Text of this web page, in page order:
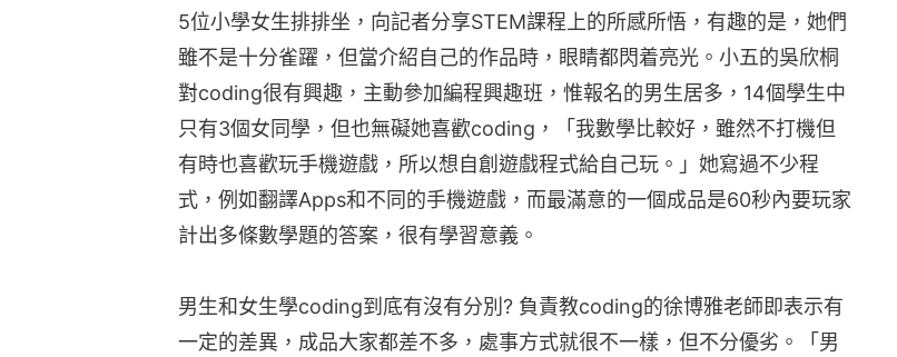
5位小學女生排排坐，向記者分享STEM課程上的所感所悟，有趣的是，她們
雖不是十分雀躍，但當介紹自己的作品時，眼睛都閃着亮光。小五的吳欣桐
對coding很有興趣，主動參加編程興趣班，惟報名的男生居多，14個學生中
只有3個女同學，但也無礙她喜歡coding，「我數學比較好，雖然不打機但
有時也喜歡玩手機遊戲，所以想自創遊戲程式給自己玩。」她寫過不少程
式，例如翻譯Apps和不同的手機遊戲，而最滿意的一個成品是60秒內要玩家
計出多條數學題的答案，很有學習意義。
男生和女生學coding到底有沒有分別? 負責教coding的徐博雅老師即表示有
一定的差異，成品大家都差不多，處事方式就很不一樣，但不分優劣。「男